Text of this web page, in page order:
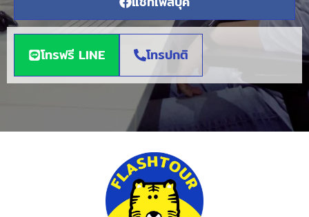
โทรฟรี LINE โทรปกติ